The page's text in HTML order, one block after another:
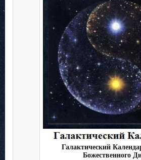
Галактический
Божественного